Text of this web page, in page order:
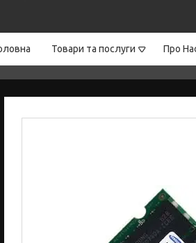
Товари та послуги Про